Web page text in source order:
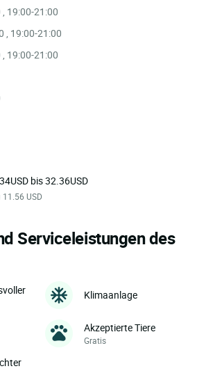
19:00-21:00
, 19:00-21:00
19:00-21:00
bis 32.36USD
USD
Serviceleistungen des
Klimaanlage
Akzeptierte Tiere
Gratis